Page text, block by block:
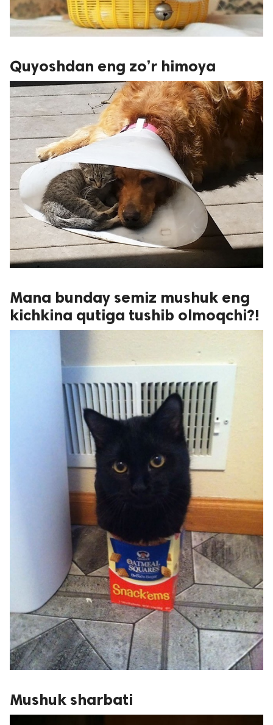
Quyoshdan eng zo’r himoya
Mana bunday semiz mushuk eng
kichkina qutiga tushib olmoqchi?!
Mushuk sharbati